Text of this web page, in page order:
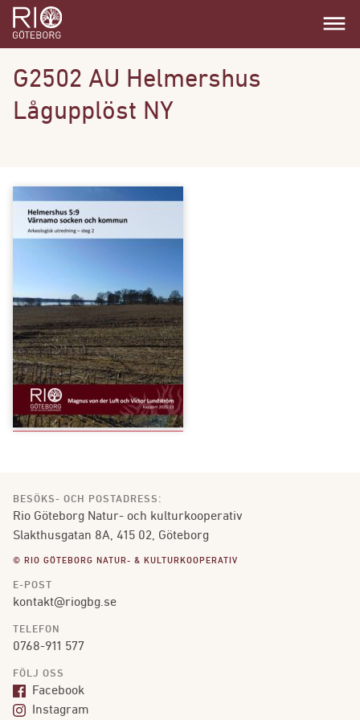
dehaze
G2502 AU Helmershus
Lågupplöst NY
BESÖKS- OCH POSTADRESS:
Rio Göteborg Natur- och kulturkooperativ
Slakthusgatan 8A, 415 02, Göteborg
© RIO GÖTEBORG NATUR- & KULTURKOOPERATIV
E-POST
kontakt@riogbg.se
TELEFON
0768-911 577
FÖLJ OSS
Facebook
Instagram